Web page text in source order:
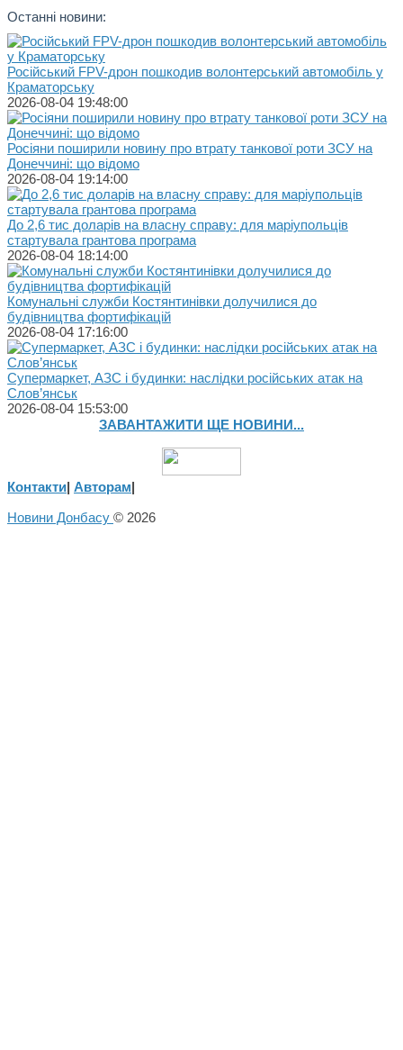
Останні новини:
Російський FPV-дрон пошкодив волонтерський автомобіль у
Краматорську
2026-08-04 19:48:00
Росіяни поширили новину про втрату танкової роти ЗСУ на
Донеччині: що відомо
2026-08-04 19:14:00
До 2,6 тис доларів на власну справу: для маріупольців
стартувала грантова програма
2026-08-04 18:14:00
Комунальні служби Костянтинівки долучилися до
будівництва фортифікацій
2026-08-04 17:16:00
Супермаркет, АЗС і будинки: наслідки російських атак на
Слов’янськ
2026-08-04 15:53:00
ЗАВАНТАЖИТИ ЩЕ НОВИНИ...
Контакти| Авторам|
Новини Донбасу © 2026